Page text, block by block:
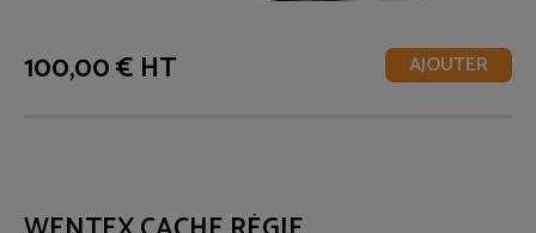
100,00 € HT AJOUTER